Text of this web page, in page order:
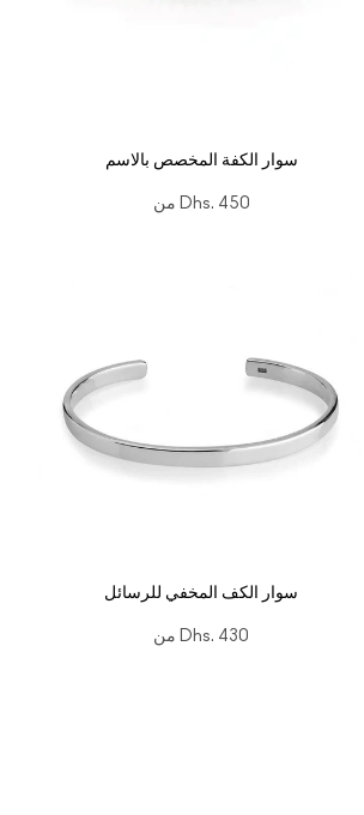
سوار الكفة المخصص بالاسم
من Dhs. 450
سوار الكف المخفي للرسائل
من Dhs. 430